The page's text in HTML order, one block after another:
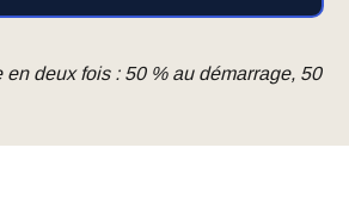
deux fois : 50 % au démarrage, 50